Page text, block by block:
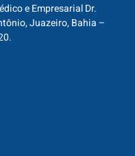
e Empresarial Dr.
Juazeiro, Bahia –